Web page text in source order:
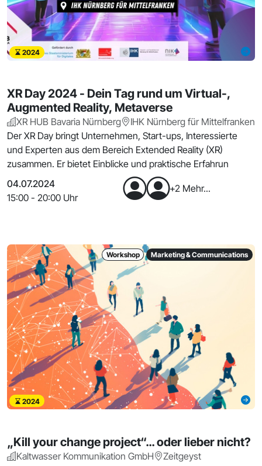
2024
XR Day 2024 - Dein Tag rund um Virtual-,
Augmented Reality, Metaverse
XR HUB Bavaria Nürnberg
IHK Nürnberg für Mittelfranken
Der XR Day bringt Unternehmen, Start-ups, Interessierte
und Experten aus dem Bereich Extended Reality (XR)
zusammen. Er bietet Einblicke und praktische Erfahrun
04.07.2024
15:00 - 20:00 Uhr
+2 Mehr...
Workshop Marketing & Communications
2024
„Kill your change project“… oder lieber nicht?
Kaltwasser Kommunikation GmbH
Zeitgeyst